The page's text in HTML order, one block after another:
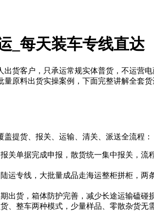
_每天装车专线直达
货客户，只承运常规实体普货，不运营
原料出货实操案例，下面完整讲解全套
提货、报关、运输、清关、派送全流程：
关单据完成申报，散货统一集中报关，
运专线，大批量成品走海运整柜拼柜，
货，箱体防护完善，减少长途运输磕碰
货、整车两种模式，少量样品、零散杂货